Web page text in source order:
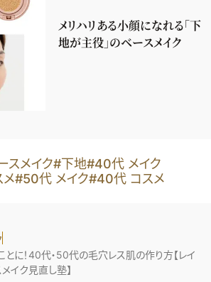
メリハリある小顔になれる「下
地が主役」のベースメイク
スメイク#下地#40代 メイク
#50代 メイク#40代 コスメ
とに！40代・50代の毛穴レス肌の作り方【レイ
イク見直し塾】